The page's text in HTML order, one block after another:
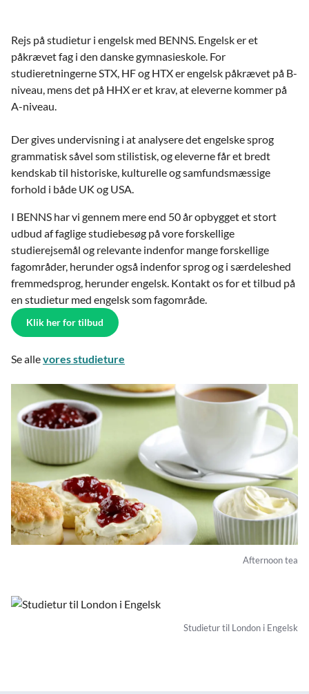
Rejs på studietur i engelsk med BENNS. Engelsk er et
påkrævet fag i den danske gymnasieskole. For
studieretningerne STX, HF og HTX er engelsk påkrævet på B-
niveau, mens det på HHX er et krav, at eleverne kommer på
A-niveau.
Der gives undervisning i at analysere det engelske sprog
grammatisk såvel som stilistisk, og eleverne får et bredt
kendskab til historiske, kulturelle og samfundsmæssige
forhold i både UK og USA.
I BENNS har vi gennem mere end 50 år opbygget et stort
udbud af faglige studiebesøg på vore forskellige
studierejsemål og relevante indenfor mange forskellige
fagområder, herunder også indenfor sprog og i særdeleshed
fremmedsprog, herunder engelsk. Kontakt os for et tilbud på
en studietur med engelsk som fagområde.
Klik her for tilbud
Se allevores studieture
Afternoon tea
Studietur til London i Engelsk